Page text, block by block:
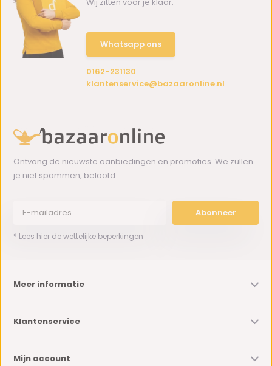
Whatsapp ons
0162-231130
klantenservice@bazaaronline.nl
Ontvang de nieuwste aanbiedingen en promoties. We zullen
je niet spammen, beloofd.
Abonneer
* Lees hier de wettelijke beperkingen
Meer informatie
Klantenservice
Mijn account